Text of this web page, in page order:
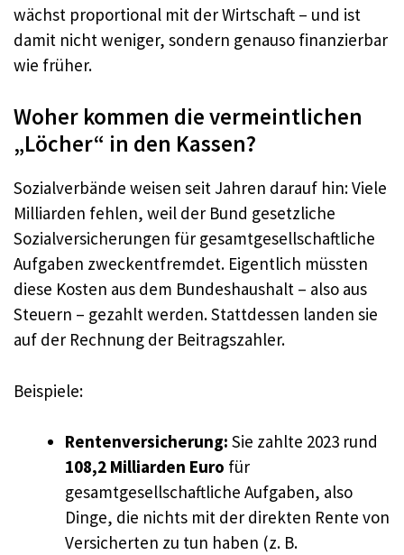
wächst proportional mit der Wirtschaft – und ist
damit nicht weniger, sondern genauso finanzierbar
wie früher.
Woher kommen die vermeintlichen
„Löcher“ in den Kassen?
Sozialverbände weisen seit Jahren darauf hin: Viele
Milliarden fehlen, weil der Bund gesetzliche
Sozialversicherungen für gesamtgesellschaftliche
Aufgaben zweckentfremdet. Eigentlich müssten
diese Kosten aus dem Bundeshaushalt – also aus
Steuern – gezahlt werden. Stattdessen landen sie
auf der Rechnung der Beitragszahler.
Beispiele:
Rentenversicherung: Sie zahlte 2023 rund
108,2 Milliarden Euro für
gesamtgesellschaftliche Aufgaben, also
Dinge, die nichts mit der direkten Rente von
Versicherten zu tun haben (z. B.